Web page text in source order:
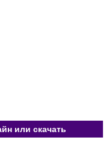
или скачать